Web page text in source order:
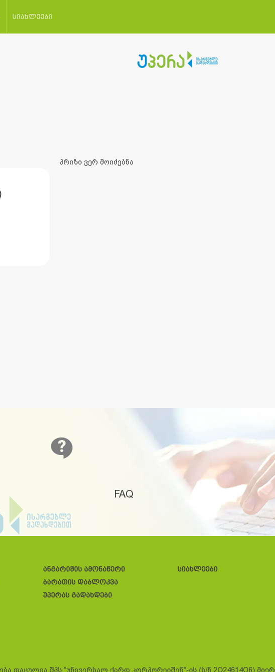
სიახლეები
პრიზი ვერ მოიძებნა
FAQ
ანგარიშის ამონაწერი
ბარათის დაბლოკვა
უპერას გადახდები
სიახლეები
დაცულია შპს "უნივერსალ ქარდ კორპორეიშენ"-ის (ს/ნ 2O24614O6) მიერ